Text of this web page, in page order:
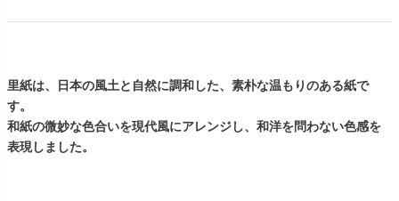
里紙は、日本の風土と自然に調和した、素朴な温もりのある紙で
す。
和紙の微妙な色合いを現代風にアレンジし、和洋を問わない色感を
表現しました。